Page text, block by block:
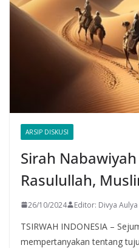
ARSIP DISKUSI
Sirah
Rasulullah,
26/10/2024 Editor: Divya Aulya
TSIRWAH INDONESIA –
mempertanyakan tentang